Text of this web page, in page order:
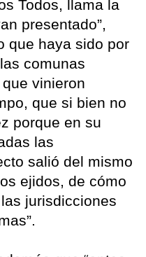
Todos, llama la
presentado”,
que haya sido por
comunas
vinieron
que si bien no
porque en su
las
salió del mismo
ejidos, de cómo
jurisdicciones